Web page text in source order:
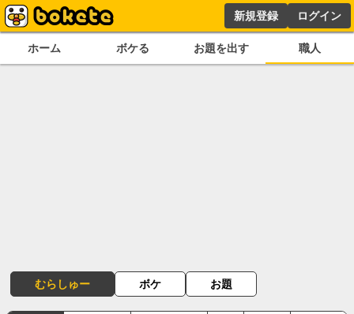
新規登録 ログイン
ホーム ボケる お題を出す 職人
むらしゅー ボケ お題